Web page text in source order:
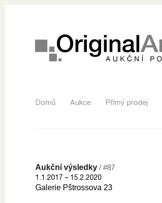
Domů Aukce Přímý prodej
Aukční výsledky / #87
1.1.2017 – 15.2.2020
Galerie Pštrossova 23